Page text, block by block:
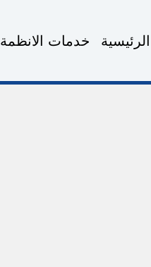
الرئيسية خدمات الانظمة